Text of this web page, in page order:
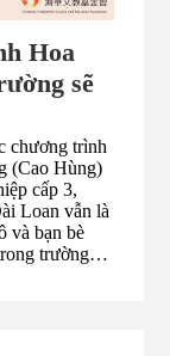
Hoa
sẽ
chương trình
(Cao Hùng)
cấp 3,
Loan vẫn là
và bạn bè
trường